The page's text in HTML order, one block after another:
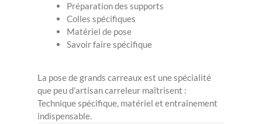
Préparation des supports
Colles spécifiques
Matériel de pose
Savoir faire spécifique
La pose de grands carreaux est une spécialité
que peu d’artisan carreleur maîtrisent :
Technique spécifique, matériel et entraînement
indispensable.